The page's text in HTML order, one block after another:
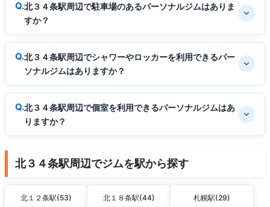
北３４条駅周辺で駐車場のあるパーソナルジムはありま
すか？
北３４条駅周辺でシャワーやロッカーを利用できるパー
ソナルジムはありますか？
北３４条駅周辺で個室を利用できるパーソナルジムはあ
りますか？
北３４条駅周辺でジムを駅から探す
北１２条駅(53) 北１８条駅(44) 札幌駅(29)